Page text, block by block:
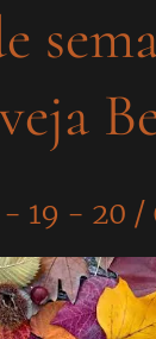
- 19 - 20 /